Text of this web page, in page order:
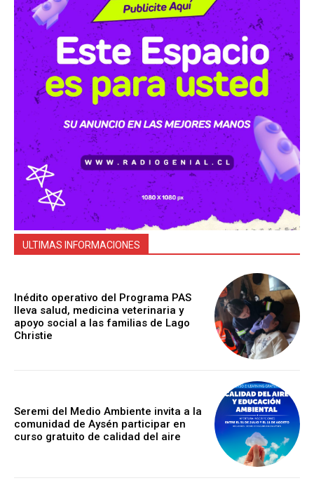
ULTIMAS INFORMACIONES
Inédito operativo del Programa PAS
lleva salud, medicina veterinaria y
apoyo social a las familias de Lago
Christie
Seremi del Medio Ambiente invita a la
comunidad de Aysén participar en
curso gratuito de calidad del aire